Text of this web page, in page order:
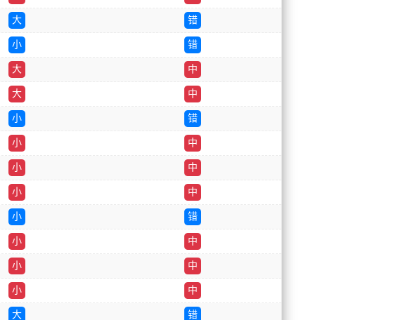
大 错
小 错
大 中
大 中
小 错
小 中
小 中
小 中
小 错
小 中
小 中
小 中
大 错